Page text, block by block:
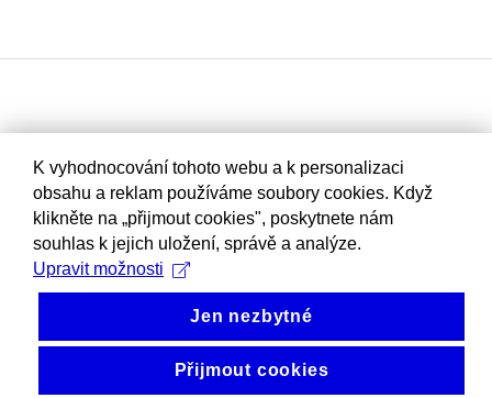
K vyhodnocování tohoto webu a k personalizaci
obsahu a reklam používáme soubory cookies. Když
klikněte na „přijmout cookies", poskytnete nám
souhlas k jejich uložení, správě a analýze.
Upravit možnosti
Jen nezbytné
Přijmout cookies